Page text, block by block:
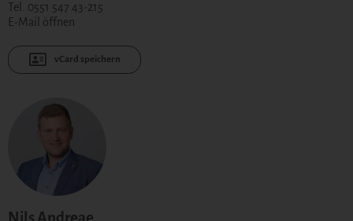
Tel. 0551 547 43-215
E-Mail öffnen
vCard speichern
Nils Andreae